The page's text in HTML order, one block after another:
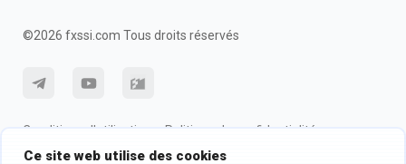
Ce site web utilise des cookies
©2026 fxssi.com Tous droits réservés
Conditions d'utilisation
Politique de confidentialité
Information sur les risques
Politique des cookie